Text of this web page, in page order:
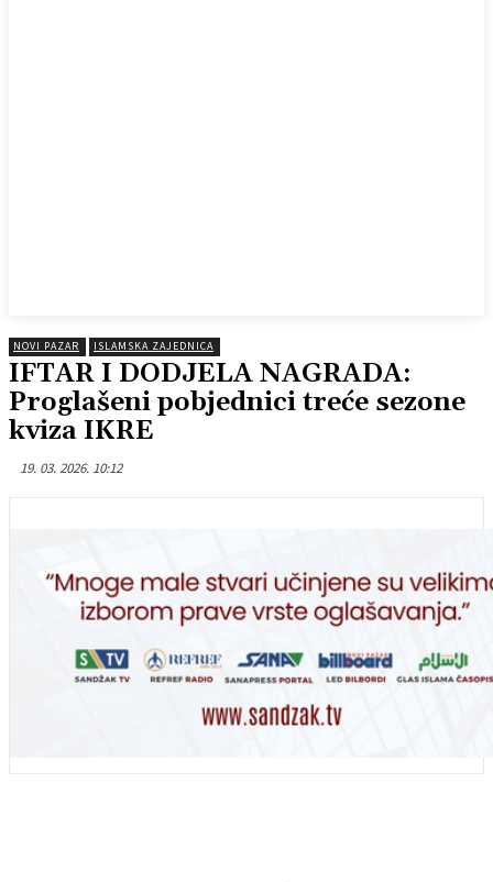
NOVI PAZAR ISLAMSKA ZAJEDNICA
IFTAR I DODJELA NAGRADA:
Proglašeni pobjednici treće sezone
kviza IKRE
19. 03. 2026. 10:12